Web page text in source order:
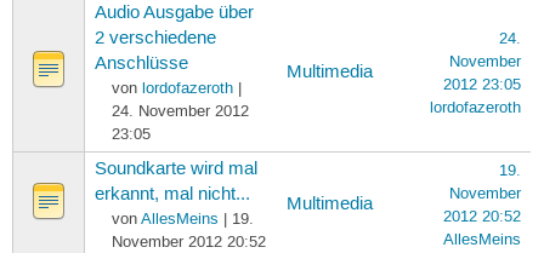
Audio Ausgabe über
2 verschiedene
Anschlüsse
von lordofazeroth|
24. November 2012
23:05
Multimedia
24.
November
2012 23:05
lordofazeroth
Soundkarte wird mal
erkannt, mal nicht...
vonAllesMeins | 19.
November 2012 20:52
Multimedia
19.
November
2012 20:52
AllesMeins